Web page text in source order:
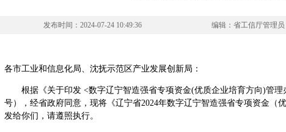
发布时间：2024-07-24 10:49:36 编辑：省工信厅管理员
各市工业和信息化局、沈抚示范区产业发展创新局：
根据《关于印发 <数字辽宁智造强省专项资金(优质企业培育方向)管理
号），经省政府同意，现将《辽宁省2024年数字辽宁智造强省专项资金（
发给你们，请遵照执行。